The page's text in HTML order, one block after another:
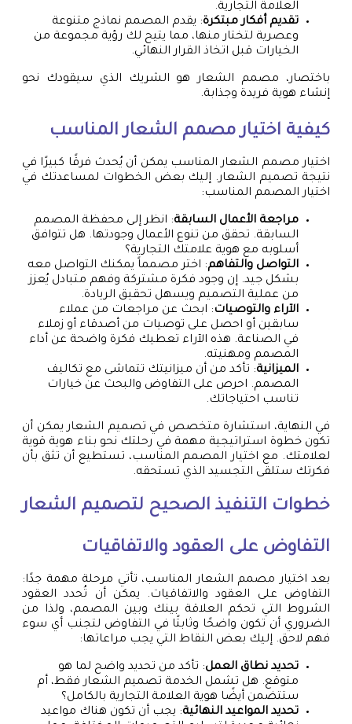
العلامة التجارية.
تقديم أفكار مبتكرة: يقدم المصمم نماذج متنوعة
وعصرية لتختار منها، مما يتيح لك رؤية مجموعة من
الخيارات قبل اتخاذ القرار النهائي.
باختصار، مصمم الشعار هو الشريك الذي سيقودك نحو
إنشاء هوية فريدة وجذابة.
كيفية اختيار مصمم الشعار المناسب
اختيار مصمم الشعار المناسب يمكن أن يُحدث فرقًا كبيرًا في
نتيجة تصميم الشعار. إليك بعض الخطوات لمساعدتك في
اختيار المصمم المناسب:
مراجعة الأعمال السابقة: انظر إلى محفظة المصمم
السابقة. تحقق من تنوع الأعمال وجودتها. هل تتوافق
أسلوبه مع هوية علامتك التجارية؟
التواصل والتفاهم: اختر مصمماً يمكنك التواصل معه
بشكل جيد. إن وجود فكرة مشتركة وفهم متبادل يُعزز
من عملية التصميم ويسهل تحقيق الريادة.
الآراء والتوصيات: ابحث عن مراجعات من عملاء
سابقين أو احصل على توصيات من أصدقاء أو زملاء
في الصناعة. هذه الآراء تعطيك فكرة واضحة عن أداء
المصمم ومهنيته.
الميزانية: تأكد من أن ميزانيتك تتماشى مع تكاليف
المصمم. احرص على التفاوض والبحث عن خيارات
تناسب احتياجاتك.
في النهاية، استشارة متخصص في تصميم الشعار يمكن أن
تكون خطوة استراتيجية مهمة في رحلتك نحو بناء هوية قوية
لعلامتك. مع اختيار المصمم المناسب، تستطيع أن تثق بأن
فكرتك ستلقى التجسيد الذي تستحقه.
خطوات التنفيذ الصحيح لتصميم الشعار
التفاوض على العقود والاتفاقيات
بعد اختيار مصمم الشعار المناسب، تأتي مرحلة مهمة جدًا:
التفاوض على العقود والاتفاقيات. يمكن أن تُحدد العقود
الشروط التي تحكم العلاقة بينك وبين المصمم، ولذا من
الضروري أن تكون واضحًا وثابتًا في التفاوض لتجنب أي سوء
فهم لاحق. إليك بعض النقاط التي يجب مراعاتها:
تحديد نطاق العمل: تأكد من تحديد واضح لما هو
متوقع. هل تشمل الخدمة تصميم الشعار فقط، أم
ستتضمن أيضًا هوية العلامة التجارية بالكامل؟
تحديد المواعيد النهائية: يجب أن تكون هناك مواعيد